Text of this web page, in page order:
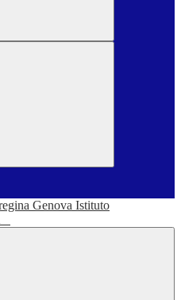
Istituto